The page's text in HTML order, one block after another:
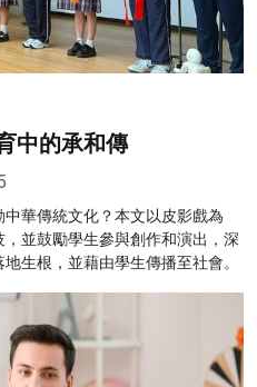
中的承和傳
華傳統文化？本文以皮影戲為
並鼓勵學生參與創作和演出，深
生根，並藉由學生傳播至社會。